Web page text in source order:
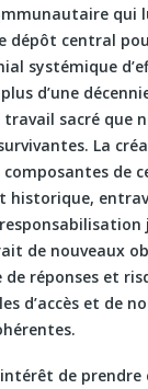
qui
dépôt central
systémique
d’une
travail sacré que
La
de
historique,
de nouveaux
réponses et
d’accès et de
de prendre